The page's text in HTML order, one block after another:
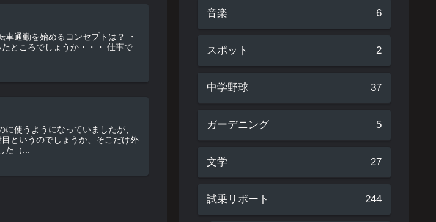
した（...
音楽 6
スポット 2
中学野球 37
ガーデニング 5
文学 27
試乗リポート 244